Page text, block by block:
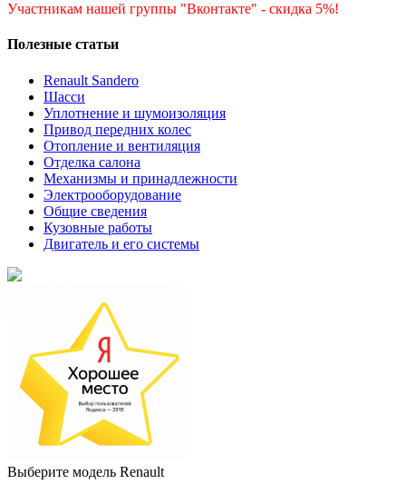
Участникам нашей группы "Вконтакте" - скидка 5%!
Полезные статьи
Renault Sandero
Шасси
Уплотнение и шумоизоляция
Привод передних колес
Отопление и вентиляция
Отделка салона
Механизмы и принадлежности
Электрооборудование
Общие сведения
Кузовные работы
Двигатель и его системы
Выберите модель Renault